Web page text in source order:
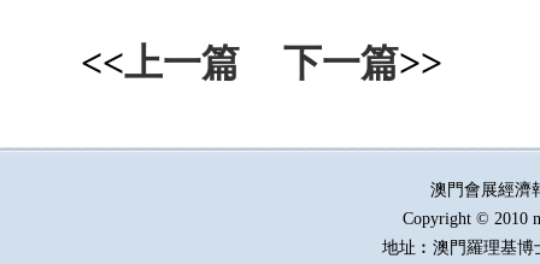
<<上一篇 下一篇>>
澳門會展經
Copyright © 2010
地址︰澳門羅理基博